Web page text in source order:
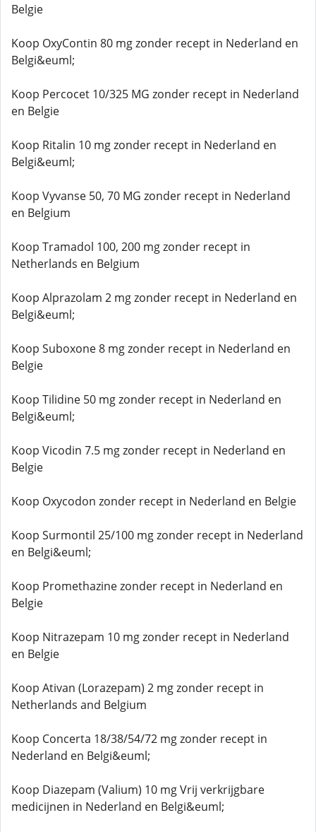
Belgie
Koop OxyContin 80 mg zonder recept in Nederland en
Belgi&euml;
Koop Percocet 10/325 MG zonder recept in Nederland
en Belgie
Koop Ritalin 10 mg zonder recept in Nederland en
Belgi&euml;
Koop Vyvanse 50, 70 MG zonder recept in Nederland
en Belgium
Koop Tramadol 100, 200 mg zonder recept in
Netherlands en Belgium
Koop Alprazolam 2 mg zonder recept in Nederland en
Belgi&euml;
Koop Suboxone 8 mg zonder recept in Nederland en
Belgie
Koop Tilidine 50 mg zonder recept in Nederland en
Belgi&euml;
Koop Vicodin 7.5 mg zonder recept in Nederland en
Belgie
Koop Oxycodon zonder recept in Nederland en Belgie
Koop Surmontil 25/100 mg zonder recept in Nederland
en Belgi&euml;
Koop Promethazine zonder recept in Nederland en
Belgie
Koop Nitrazepam 10 mg zonder recept in Nederland
en Belgie
Koop Ativan (Lorazepam) 2 mg zonder recept in
Netherlands and Belgium
Koop Concerta 18/38/54/72 mg zonder recept in
Nederland en Belgi&euml;
Koop Diazepam (Valium) 10 mg Vrij verkrijgbare
medicijnen in Nederland en Belgi&euml;